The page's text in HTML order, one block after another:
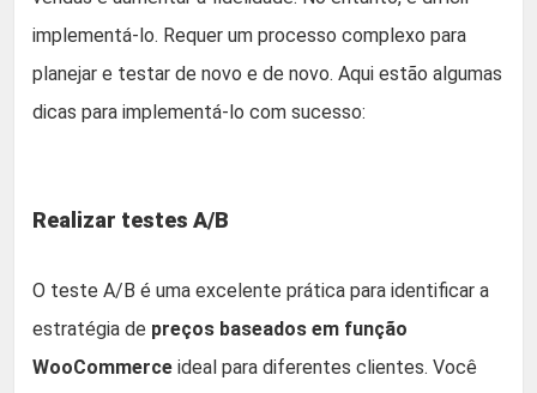
implementá-lo. Requer um processo complexo para
planejar e testar de novo e de novo. Aqui estão algumas
dicas para implementá-lo com sucesso:
Realizar testes A/B
O teste A/B é uma excelente prática para identificar a
estratégia de preços baseados em função
WooCommerce ideal para diferentes clientes. Você